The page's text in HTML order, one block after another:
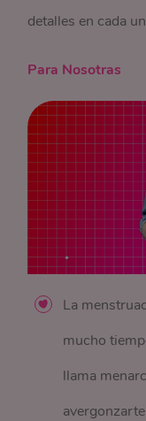
detalles en cada
Para Nosotras
La
mucho
llama